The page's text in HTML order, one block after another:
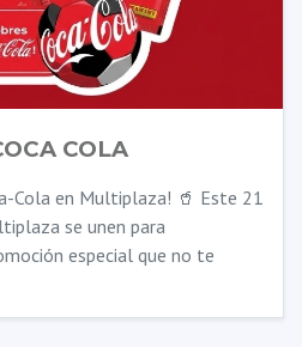
COLA
Cola en Multiplaza! 🥤 Este 21
se unen para
especial que no te